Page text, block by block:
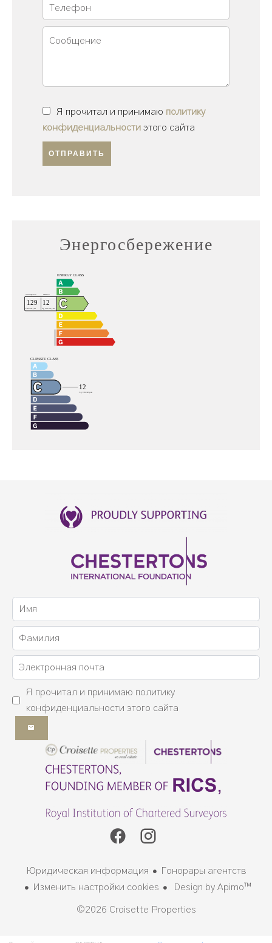
Я прочитал и принимаю политику
конфиденциальности этого сайта
ОТПРАВИТЬ
Энергосбережение
Я прочитал и принимаю политику
конфиденциальности этого сайта
Юридическая информация
Гонорары агентств
Изменить настройки cookies
Design by Apimo™
©2026 Croisette Properties